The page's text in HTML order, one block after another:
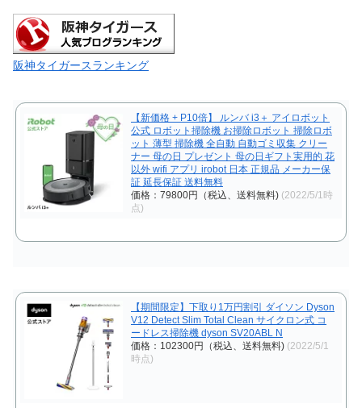
阪神タイガースランキング
【新価格 + P10倍】 ルンバ i3＋ アイロボット
公式 ロボット掃除機 お掃除ロボット 掃除ロボ
ット 薄型 掃除機 全自動 自動ゴミ収集 クリー
ナー 母の日 プレゼント 母の日ギフト実用的 花
以外 wifi アプリ irobot 日本 正規品 メーカー保
証 延長保証 送料無料
価格：79800円（税込、送料無料) (2022/5/1時
点)
【期間限定】下取り1万円割引 ダイソン Dyson
V12 Detect Slim Total Clean サイクロン式 コ
ードレス掃除機 dyson SV20ABL N
価格：102300円（税込、送料無料) (2022/5/1
時点)